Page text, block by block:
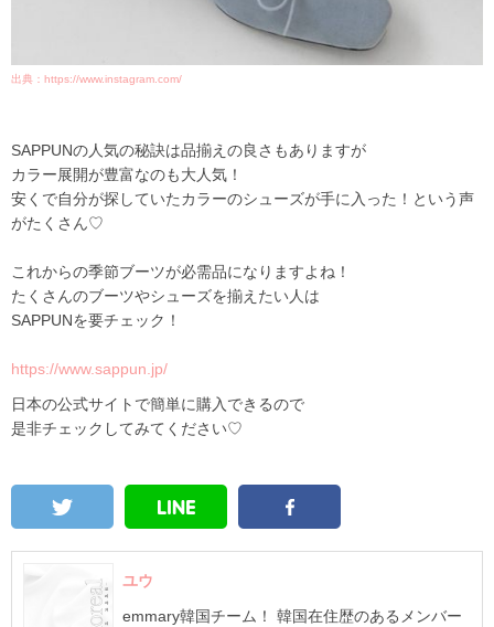
出典：https://www.instagram.com/
SAPPUNの人気の秘訣は品揃えの良さもありますが
カラー展開が豊富なのも大人気！
安くで自分が探していたカラーのシューズが手に入った！という声
がたくさん♡
これからの季節ブーツが必需品になりますよね！
たくさんのブーツやシューズを揃えたい人は
SAPPUNを要チェック！
https://www.sappun.jp/
日本の公式サイトで簡単に購入できるので
是非チェックしてみてください♡
ユウ
emmary韓国チーム！ 韓国在住歴のあるメンバー